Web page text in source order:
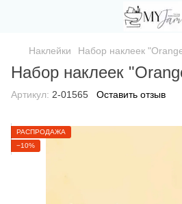
Наклейки Набор наклеек
Набор наклеек
Артикул: 2-01565 Оставить отзыв
РАСПРОДАЖА
−10%